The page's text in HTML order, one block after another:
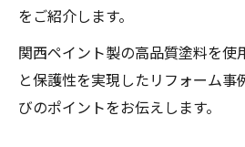
をご紹介します。
関西ペイント製の高品質塗料を使
と保護性を実現したリフォーム事
びのポイントをお伝えします。